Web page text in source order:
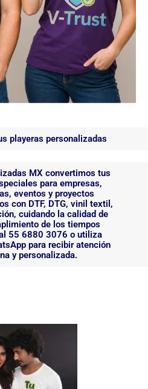
playeras personalizadas
MX convertimos tus
para empresas,
eventos y proyectos
con DTF, DTG, vinil textil,
cuidando la calidad de
de los tiempos
55 6880 3076 o utiliza
para recibir atención
y personalizada.